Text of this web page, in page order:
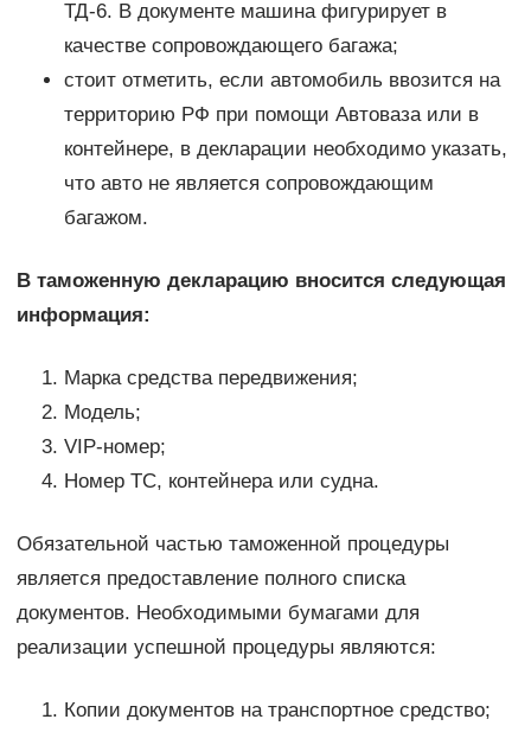
ТД-6. В документе машина фигурирует в
качестве сопровождающего багажа;
стоит отметить, если автомобиль ввозится на
территорию РФ при помощи Автоваза или в
контейнере, в декларации необходимо указать,
что авто не является сопровождающим
багажом.
В таможенную декларацию вносится следующая
информация:
Марка средства передвижения;
Модель;
VIP-номер;
Номер ТС, контейнера или судна.
Обязательной частью таможенной процедуры
является предоставление полного списка
документов. Необходимыми бумагами для
реализации успешной процедуры являются:
Копии документов на транспортное средство;